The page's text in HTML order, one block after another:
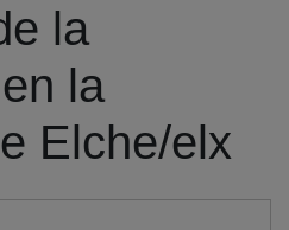
la
la
Elche/elx